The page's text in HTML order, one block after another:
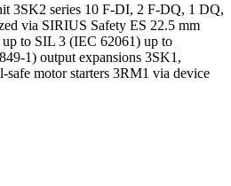
3SK2 series 10 F-DI, 2 F-DQ, 1 DQ,
via SIRIUS Safety ES 22.5 mm
to SIL 3 (IEC 62061) up to
1) output expansions 3SK1,
motor starters 3RM1 via device